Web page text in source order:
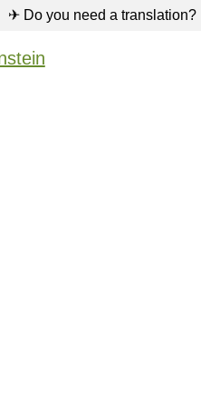
✈ Do you need a translation?